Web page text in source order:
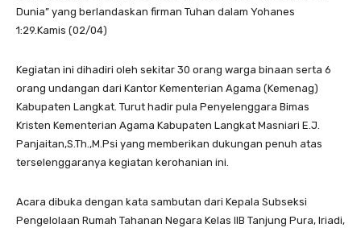
Dunia” yang berlandaskan firman Tuhan dalam Yohanes
1:29.Kamis (02/04)
Kegiatan ini dihadiri oleh sekitar 30 orang warga binaan serta 6
orang undangan dari Kantor Kementerian Agama (Kemenag)
Kabupaten Langkat. Turut hadir pula Penyelenggara Bimas
Kristen Kementerian Agama Kabupaten Langkat Masniari E.J.
Panjaitan,S.Th.,M.Psi yang memberikan dukungan penuh atas
terselenggaranya kegiatan kerohanian ini.
Acara dibuka dengan kata sambutan dari Kepala Subseksi
Pengelolaan Rumah Tahanan Negara Kelas IIB Tanjung Pura, Iriadi,